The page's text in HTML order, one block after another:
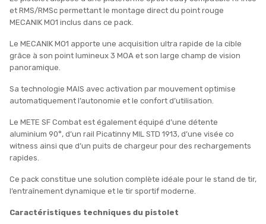
et RMS/RMSc permettant le montage direct du point rouge
MECANIK MO1 inclus dans ce pack.
Le MECANIK MO1 apporte une acquisition ultra rapide de la cible
grâce à son point lumineux 3 MOA et son large champ de vision
panoramique.
Sa technologie MAIS avec activation par mouvement optimise
automatiquement l’autonomie et le confort d’utilisation.
Le METE SF Combat est également équipé d’une détente
aluminium 90°, d’un rail Picatinny MIL STD 1913, d’une visée co
witness ainsi que d’un puits de chargeur pour des rechargements
rapides.
Ce pack constitue une solution complète idéale pour le stand de tir,
l’entraînement dynamique et le tir sportif moderne.
Caractéristiques techniques du pistolet